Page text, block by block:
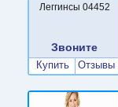
Леггинсы 04452
Звоните
Купить Отзывы